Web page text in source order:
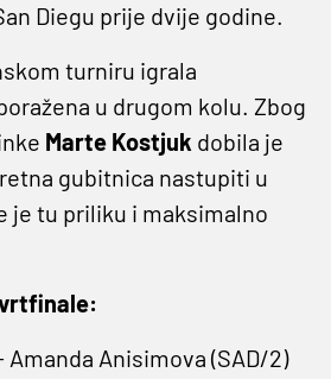
Diegu prije dvije godine.
turniru igrala
u drugom kolu. Zbog
Marte Kostjuk dobila je
gubitnica nastupiti u
je tu priliku i maksimalno
Amanda Anisimova (SAD/2)